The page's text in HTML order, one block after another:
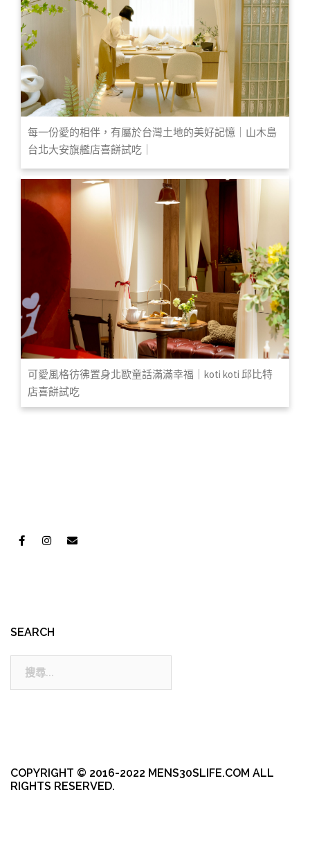
每一份愛的相伴，有屬於台灣土地的美好記憶｜山木島
台北大安旗艦店喜餅試吃｜
可愛風格彷彿置身北歐童話滿滿幸福｜koti koti 邱比特
店喜餅試吃
SEARCH
COPYRIGHT © 2016-2022 MENS30SLIFE.COM ALL
RIGHTS RESERVED.